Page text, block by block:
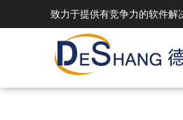
致力于提供有竞争力的软件解